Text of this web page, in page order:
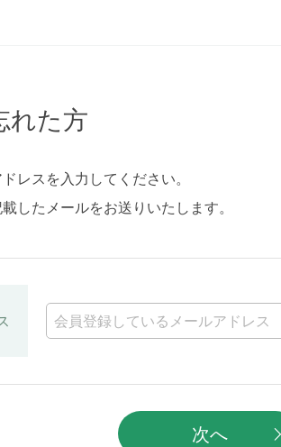
れた方
レスを入力してください。
したメールをお送りいたします。
次へ